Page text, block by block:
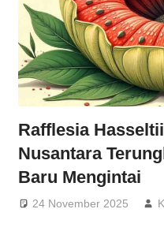
Rafflesia
Nusantara
Baru Mengintai
24 November 2025